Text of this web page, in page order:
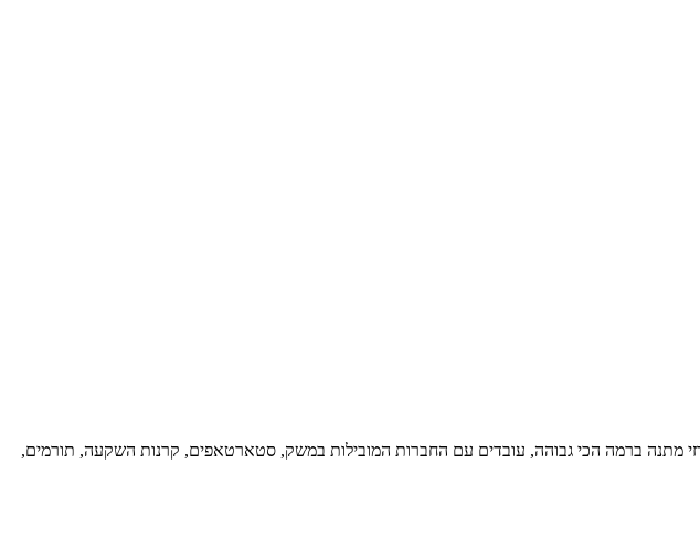
מתנה ברמה הכי גבוהה, עובדים עם החברות המובילות במשק, סטארטאפים, קרנות השקעה, תורמים,